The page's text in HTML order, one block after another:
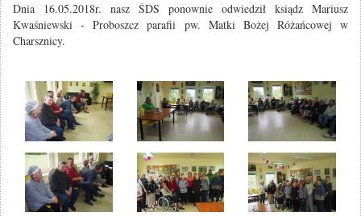
Dnia 16.05.2018r. nasz ŚDS ponownie odwiedził ksiądz Mariusz
Kwaśniewski - Proboszcz parafii pw. Matki Bożej Różańcowej w
Charsznicy.